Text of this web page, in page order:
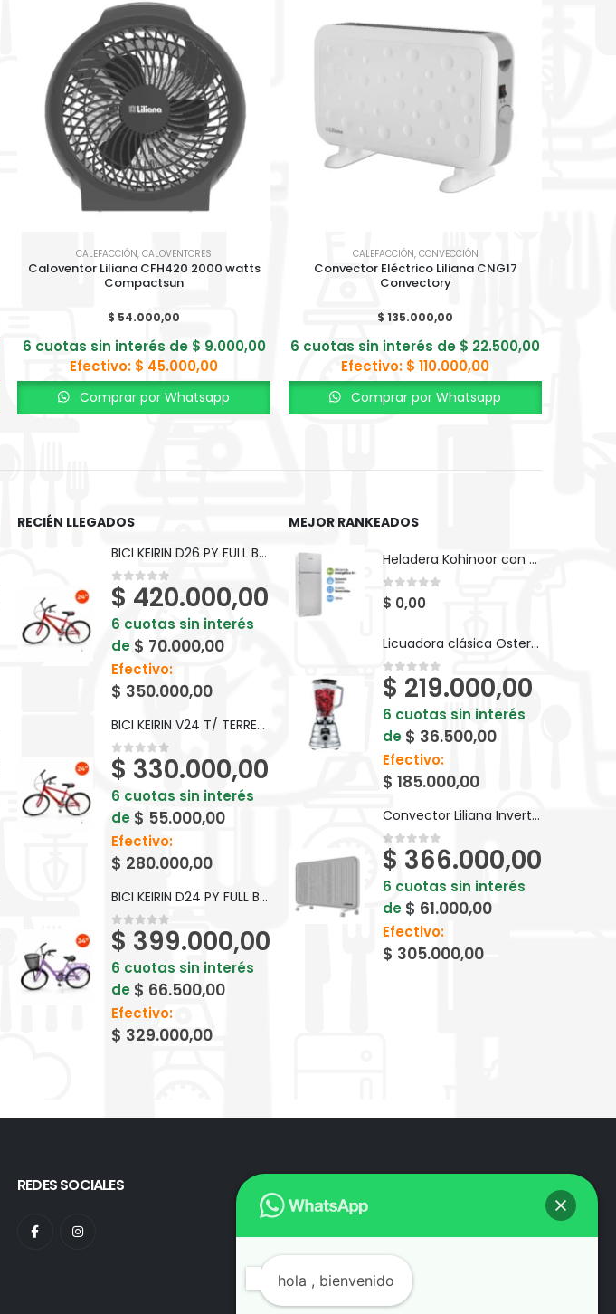
CALEFACCIÓN, CALOVENTORES
Caloventor Liliana CFH420 2000 watts
Compactsun
$ 54.000,00
6 cuotas sin interés de $ 9.000,00
Efectivo: $ 45.000,00
Comprar por Whatsapp
CALEFACCIÓN, CONVECCIÓN
Convector Eléctrico Liliana CNG17
Convectory
$ 135.000,00
6 cuotas sin interés de $ 22.500,00
Efectivo: $ 110.000,00
Comprar por Whatsapp
RECIÉN LLEGADOS
BICI KEIRIN D26 PY FULL BP10F
0out of 5
$ 420.000,00
6 cuotas sin interés
de $ 70.000,00
Efectivo:
$ 350.000,00
BICI KEIRIN V24 T/ TERRENO S/ CAMBIOS BM024
0out of 5
$ 330.000,00
6 cuotas sin interés
de $ 55.000,00
Efectivo:
$ 280.000,00
BICI KEIRIN D24 PY FULL BP24F
0out of 5
$ 399.000,00
6 cuotas sin interés
de $ 66.500,00
Efectivo:
$ 329.000,00
MEJOR RANKEADOS
Heladera Kohinoor con Freezer Arriba 413 L. Color Blanco KHD43/7
0 out of 5
$ 0,00
Licuadora clásica Oster® cromo con perilla ergonómica de 3 velocidades BLST4655
0out of 5
$ 219.000,00
6 cuotas sin interés
de $ 36.500,00
Efectivo:
$ 185.000,00
Convector Liliana Inverter Neoheat - CCCPM25
0out of 5
$ 366.000,00
6 cuotas sin interés
de $ 61.000,00
Efectivo:
$ 305.000,00
REDES SOCIALES
hola , bienvenido